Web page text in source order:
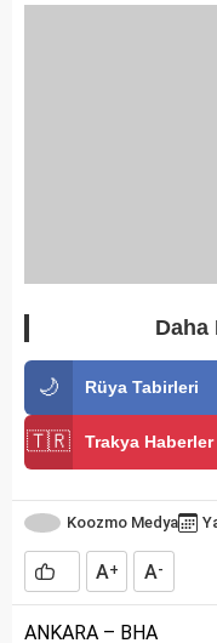
Daha
🌙 Rüya Tabirleri
🇹🇷 Trakya Haberler
Koozmo Medya
A+ A-
ANKARA – BHA